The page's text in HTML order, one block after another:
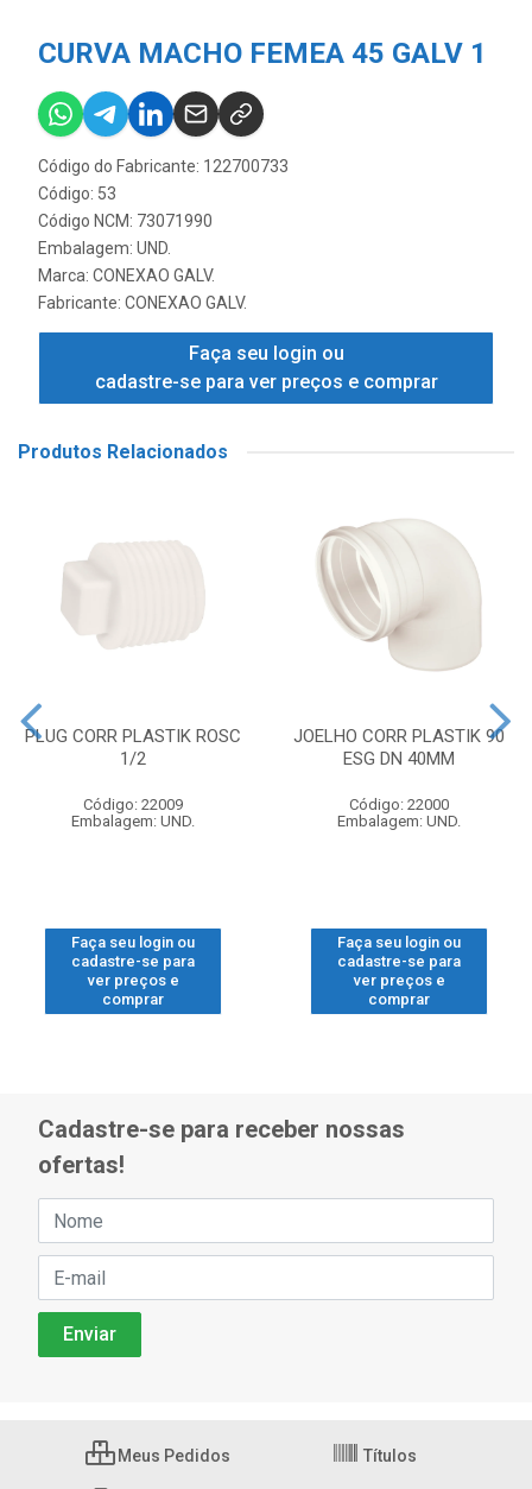
CURVA MACHO FEMEA 45 GALV 1
Código do Fabricante: 122700733
Código: 53
Código NCM: 73071990
Embalagem: UND.
Marca: CONEXAO GALV.
Fabricante: CONEXAO GALV.
Faça seu login ou
cadastre-se para ver preços e comprar
Produtos Relacionados
PLUG CORR PLASTIK ROSC
1/2
Código: 22009
Embalagem: UND.
Faça seu login ou
cadastre-se para
ver preços e
comprar
JOELHO CORR PLASTIK 90
ESG DN 40MM
Código: 22000
Embalagem: UND.
Faça seu login ou
cadastre-se para
ver preços e
comprar
Cadastre-se para receber nossas
ofertas!
Meus Pedidos Títulos